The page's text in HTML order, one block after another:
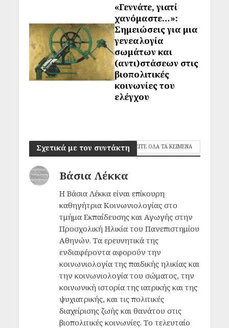
«Γεννάτε, γιατί
χανόμαστε…»:
Σημειώσεις για μια
γενεαλογία
σωμάτων και
(αντι)στάσεων στις
βιοπολιτικές
κοινωνίες του
ελέγχου
Σχετικά με τον συντάκτη ΔΕΙΤΕ ΟΛΑ ΤΑ ΚΕΙΜΕΝΑ
Βάσια Λέκκα
Η Βάσια Λέκκα είναι επίκουρη
καθηγήτρια Κοινωνιολογίας στο
τμήμα Εκπαίδευσης και Αγωγής στην
Προσχολική Ηλικία του Πανεπιστημίου
Αθηνών. Τα ερευνητικά της
ενδιαφέροντα αφορούν την
κοινωνιολογία της παιδικής ηλικίας και
την κοινωνιολογία του σώματος, την
κοινωνική ιστορία της ιατρικής και της
ψυχιατρικής, και τις πολιτικές
διαχείρισης ζωής και θανάτου στις
βιοπολιτικές κοινωνίες. Το τελευταίο